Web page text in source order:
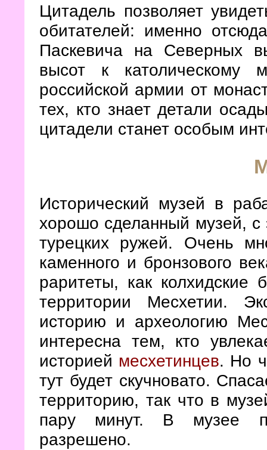
Цитадель позволяет
обитателей: именно
Паскевича на Северных
высот к католическому
российской армии от
тех, кто знает детали
цитадели станет особым
Исторический музей в
хорошо сделанный музей, с
турецких ружей. Очень
каменного и бронзового
раритеты, как
территории Месхетии.
историю и археологию
интересна тем, кто
историей месхетинцев. Но
тут будет скучновато.
территорию, так что в
пару минут. В музее
разрешено.